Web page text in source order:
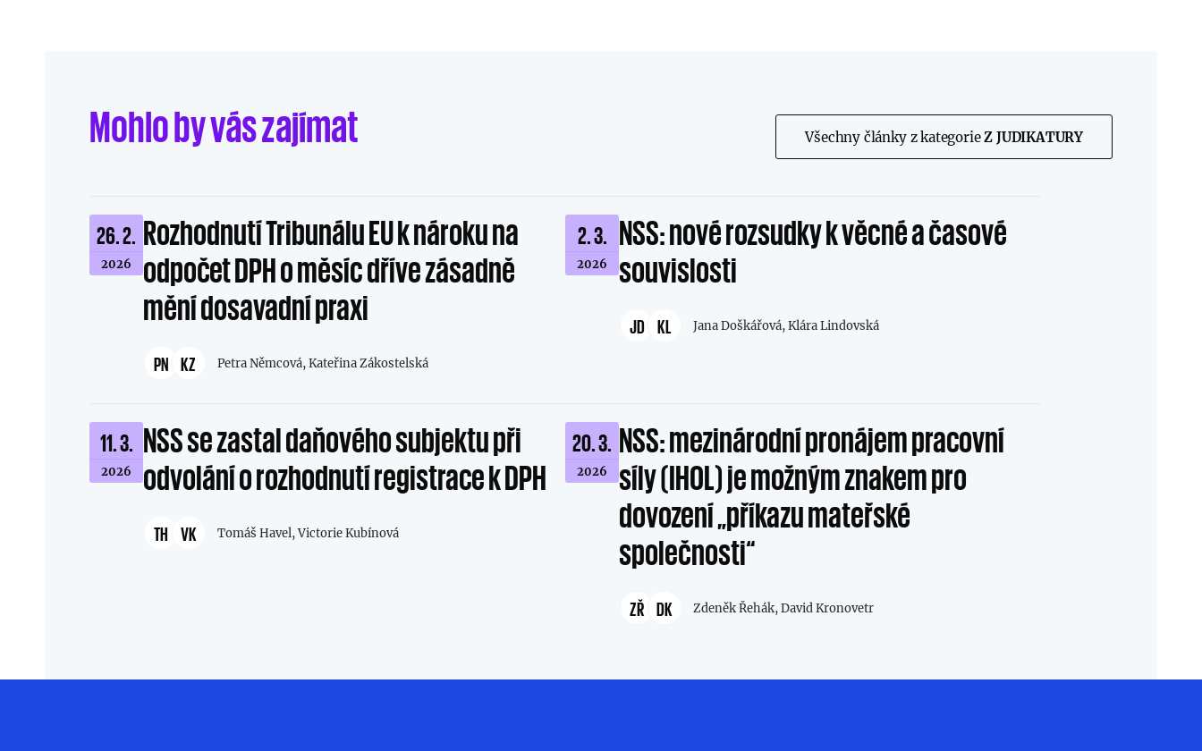
Mohlo by vás zajímat Všechny články z kategorieZ JUDIKATURY
26. 2.
2026
Rozhodnutí Tribunálu EU k nároku na
odpočet DPH o měsíc dříve zásadně
mění dosavadní praxi
PN KZ Petra Němcová,Kateřina Zákostelská
2. 3.
2026
NSS: nové rozsudky k věcné a časové
souvislosti
JD KL Jana Doškářová,Klára Lindovská
11. 3.
2026
NSS se zastal daňového subjektu při
odvolání o rozhodnutí registrace k DPH
TH VK Tomáš Havel,Victorie Kubínová
20. 3.
2026
NSS: mezinárodní pronájem pracovní
síly (IHOL) je možným znakem pro
dovození „příkazu mateřské
společnosti“
ZŘ DK Zdeněk Řehák,David Kronovetr